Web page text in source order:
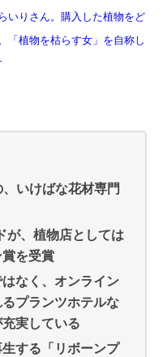
いりさん。購入した植物をど
「植物を枯らす女」を自称し
いけばな花材専門
が、植物店としては
を受賞
なく、オンライン
プランツホテルな
実している
する「リボーンプ